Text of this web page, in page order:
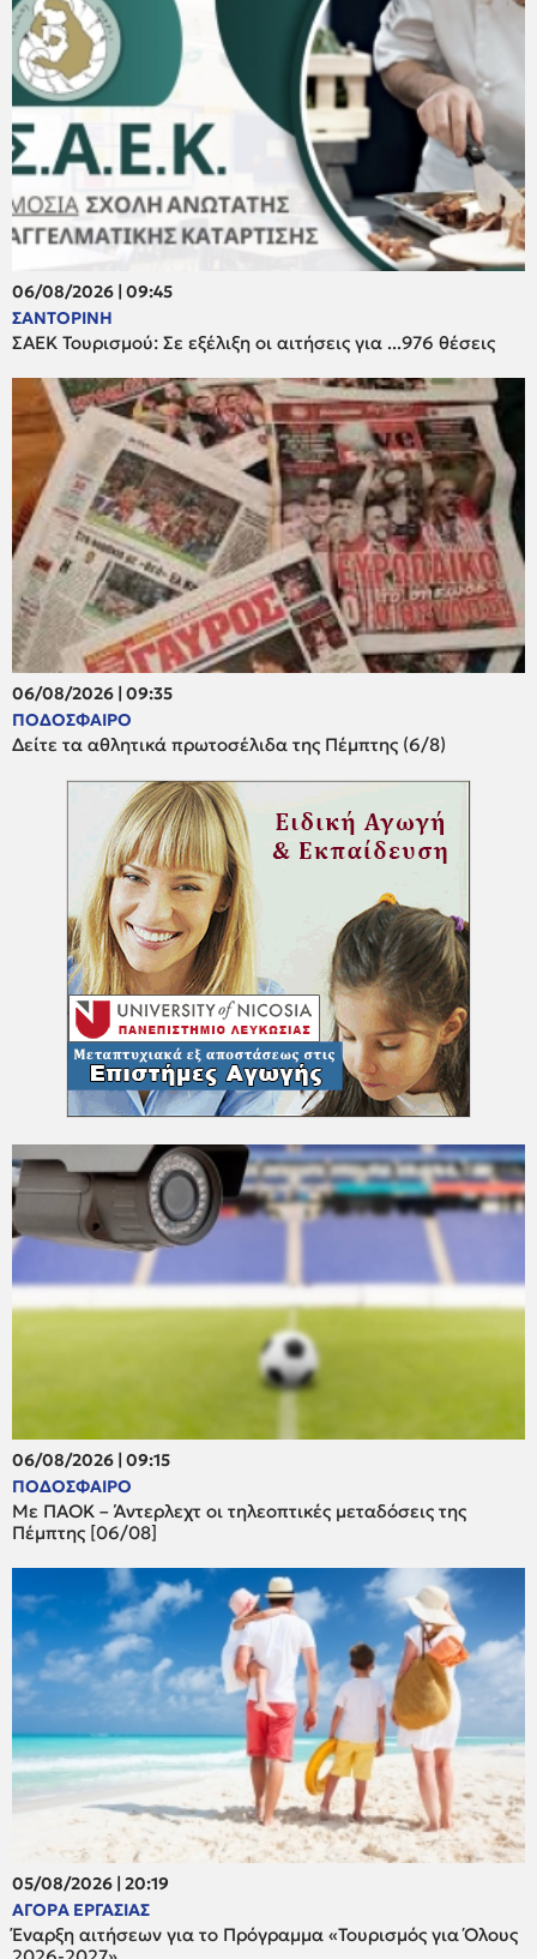
06/08/2026 | 09:45
ΣΑΝΤΟΡΙΝΗ
ΣΑΕΚ Τουρισμού: Σε εξέλιξη οι αιτήσεις για ...976 θέσεις
06/08/2026 | 09:35
ΠΟΔΟΣΦΑΙΡΟ
Δείτε τα αθλητικά πρωτοσέλιδα της Πέμπτης (6/8)
06/08/2026 | 09:15
ΠΟΔΟΣΦΑΙΡΟ
Με ΠΑΟΚ – Άντερλεχτ οι τηλεοπτικές μεταδόσεις της
Πέμπτης [06/08]
05/08/2026 | 20:19
ΑΓΟΡΑ ΕΡΓΑΣΙΑΣ
Έναρξη αιτήσεων για το Πρόγραμμα «Τουρισμός για Όλους